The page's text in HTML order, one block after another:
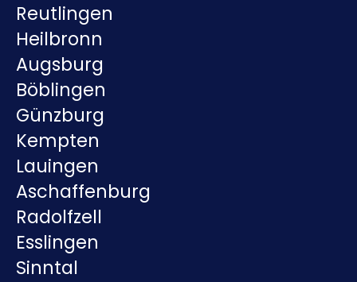
Reutlingen
Heilbronn
Augsburg
Böblingen
Günzburg
Kempten
Lauingen
Aschaffenburg
Radolfzell
Esslingen
Sinntal